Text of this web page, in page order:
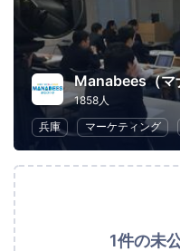
Manabees（マ
1858人
兵庫
マーケティング
1件の未